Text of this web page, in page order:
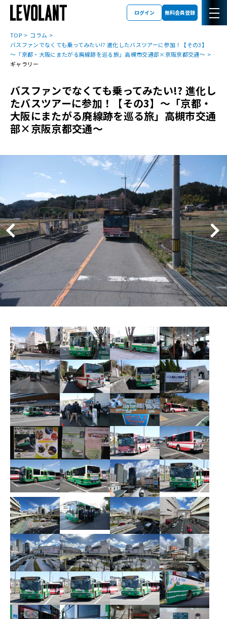
ログイン 無料会員登録
TOP
コラム
バスファンでなくても乗ってみたい!? 進化したバスツアーに参加！【その3】
～「京都・大阪にまたがる廃線跡を巡る旅」高槻市交通部×京阪京都交通～
ギャラリー
バスファンでなくても乗ってみたい!? 進化し
たバスツアーに参加！【その3】～「京都・
大阪にまたがる廃線跡を巡る旅」高槻市交通
部×京阪京都交通～